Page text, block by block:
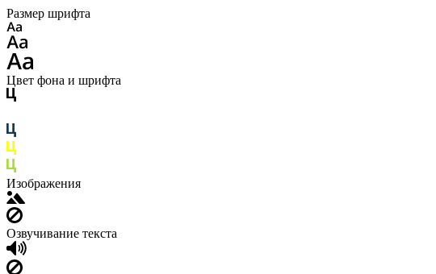
Размер шрифта
Цвет фона и шрифта
Изображения
Озвучивание текста